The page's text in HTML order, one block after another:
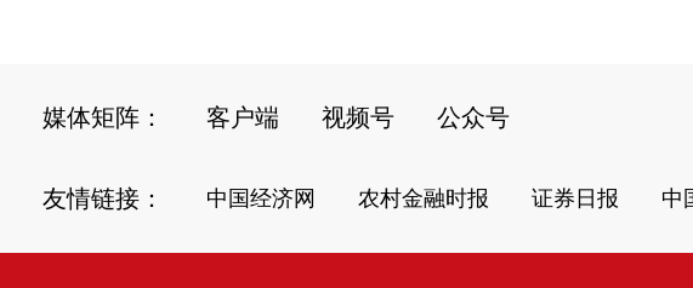
媒体矩阵： 客户端 视频号 公众号
友情链接： 中国经济网 农村金融时报 证券日报 中